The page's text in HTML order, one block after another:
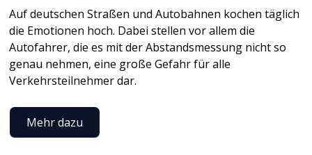
Auf deutschen Straßen und Autobahnen kochen täglich
die Emotionen hoch. Dabei stellen vor allem die
Autofahrer, die es mit der Abstandsmessung nicht so
genau nehmen, eine große Gefahr für alle
Verkehrsteilnehmer dar.
Mehr dazu